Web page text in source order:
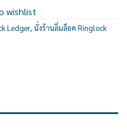
wishlist
Ledger, นั่งร้านลิ่มล็อค Ringlock